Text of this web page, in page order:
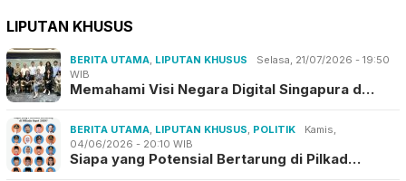
LIPUTAN KHUSUS
BERITA UTAMA, LIPUTAN KHUSUS
Selasa, 21/07/2026 - 19:50
WIB
Memahami Visi Negara Digital Singapura d…
BERITA UTAMA, LIPUTAN KHUSUS, POLITIK
Kamis,
04/06/2026 - 20:10 WIB
Siapa yang Potensial Bertarung di Pilkad…